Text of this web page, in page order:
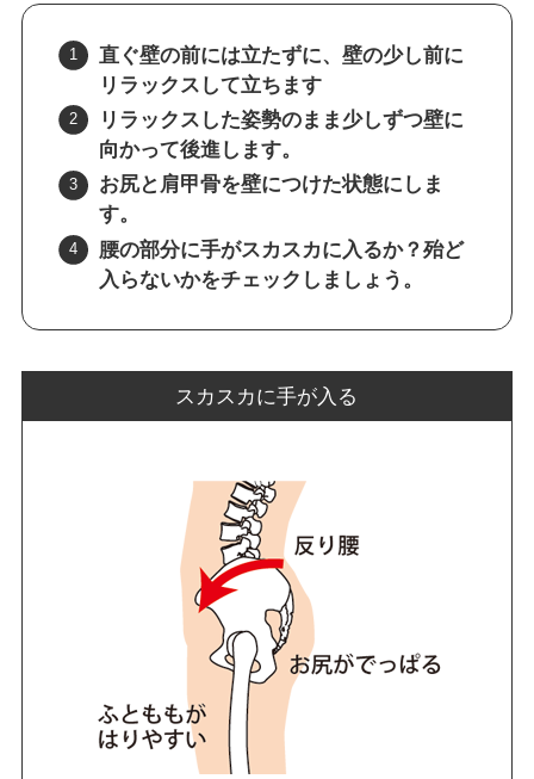
直ぐ壁の前には立たずに、壁の少し前に
リラックスして立ちます
リラックスした姿勢のまま少しずつ壁に
向かって後進します。
お尻と肩甲骨を壁につけた状態にしま
す。
腰の部分に手がスカスカに入るか？殆ど
入らないかをチェックしましょう。
スカスカに手が入る